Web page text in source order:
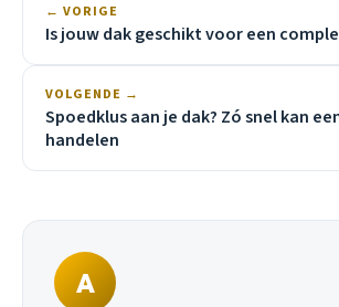
← VORIGE
Is jouw dak geschikt voor een
VOLGENDE →
Spoedklus aan je dak? Zó snel kan
handelen
A